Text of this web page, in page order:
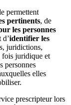
permettent
pertinents, de
les personnes
d’identifier les
juridictions,
fois juridique et
personnes
elles
prescripteur lors